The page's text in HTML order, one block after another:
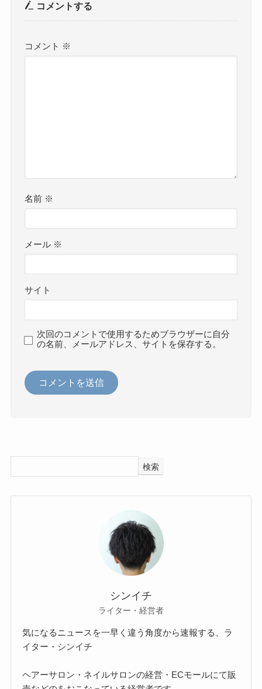
コメントする
コメント ※
名前 ※
メール ※
サイト
次回のコメントで使用するためブラウザーに自分
の名前、メールアドレス、サイトを保存する。
検索
シンイチ
ライター・経営者
気になるニュースを一早く違う角度から速報する、ラ
イター・シンイチ
ヘアーサロン・ネイルサロンの経営・ECモールにて販